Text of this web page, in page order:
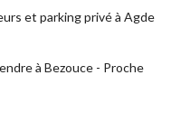
et parking privé à Agde
à Bezouce - Proche